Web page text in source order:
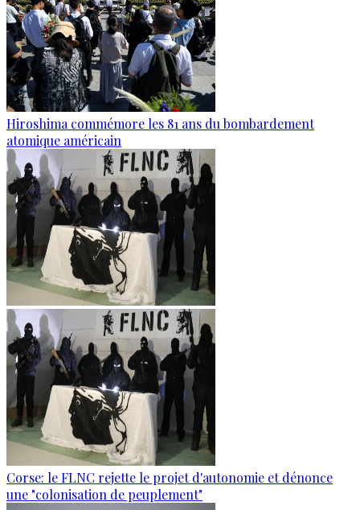
Hiroshima commémore les 81 ans du bombardement
atomique américain
Corse: le FLNC rejette le projet d'autonomie et dénonce
une "colonisation de peuplement"